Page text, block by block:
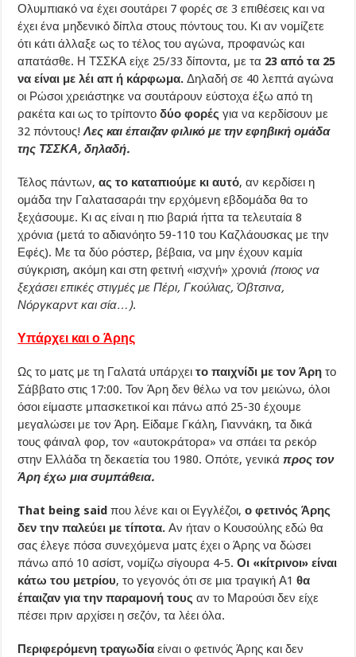
Ολυμπιακό να έχει σουτάρει 7 φορές σε 3 επιθέσεις και να
έχει ένα μηδενικό δίπλα στους πόντους του. Κι αν νομίζετε
ότι κάτι άλλαξε ως το τέλος του αγώνα, προφανώς και
απατάσθε. Η ΤΣΣΚΑ είχε 25/33 δίποντα, με τα 23 από τα 25
να είναι με λέι απ ή κάρφωμα.Δηλαδή σε 40 λεπτά αγώνα
οι Ρώσοι χρειάστηκε να σουτάρουν εύστοχα έξω από τη
ρακέτα και ως το τρίποντοδύο φορέςγια να κερδίσουν με
32 πόντους!Λες και έπαιζαν φιλικό με την εφηβική ομάδα
της ΤΣΣΚΑ, δηλαδή.
Τέλος πάντων,ας το καταπιούμε κι αυτό, αν κερδίσει η
ομάδα την Γαλατασαράι την ερχόμενη εβδομάδα θα το
ξεχάσουμε. Κι ας είναι η πιο βαριά ήττα τα τελευταία 8
χρόνια (μετά το αδιανόητο 59-110 του Καζλάουσκας με την
Εφές). Με τα δύο ρόστερ, βέβαια, να μην έχουν καμία
σύγκριση, ακόμη και στη φετινή «ισχνή» χρονιά (ποιος να
ξεχάσει επικές στιγμές με Πέρι, Γκούλιας, Όβτσινα,
Νόργκαρντ και σία…).
Υπάρχει και ο Άρης
Ως το ματς με τη Γαλατά υπάρχειτο παιχνίδι με τον Άρη το
Σάββατο στις 17:00. Τον Άρη δεν θέλω να τον μειώνω, όλοι
όσοι είμαστε μπασκετικοί και πάνω από 25-30 έχουμε
μεγαλώσει με τον Άρη. Είδαμε Γκάλη, Γιαννάκη, τα δικά
τους φάιναλ φορ, τον «αυτοκράτορα» να σπάει τα ρεκόρ
στην Ελλάδα τη δεκαετία του 1980. Οπότε, γενικάπρος τον
Άρη έχω μια συμπάθεια.
That being said που λένε και οι Εγγλέζοι,ο φετινός Άρης
δεν την παλεύει με τίποτα.Αν ήταν ο Κουσούλης εδώ θα
σας έλεγε πόσα συνεχόμενα ματς έχει ο Άρης να δώσει
πάνω από 10 ασίστ, νομίζω σίγουρα 4-5. Οι «κίτρινοι» είναι
κάτω του μετρίου, το γεγονός ότι σε μια τραγική Α1θα
έπαιζαν για την παραμονή τους αν το Μαρούσι δεν είχε
πέσει πριν αρχίσει η σεζόν, τα λέει όλα.
Περιφερόμενη τραγωδίαείναι ο φετινός Άρης και δεν